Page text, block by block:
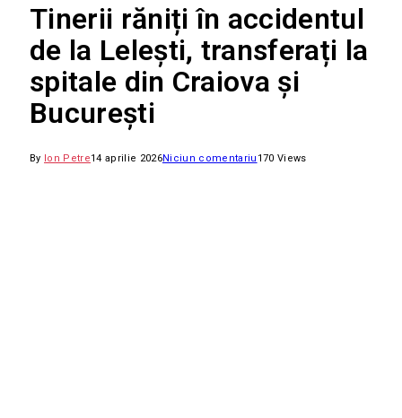
Tinerii răniți în accidentul
de la Lelești, transferați la
spitale din Craiova și
București
By Ion Petre14 aprilie 2026Niciun comentariu 170 Views